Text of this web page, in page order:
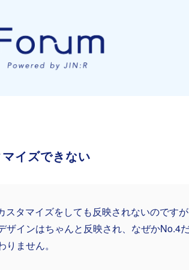
イズできない
スタマイズをしても反映されないのです
ザインはちゃんと反映され、なぜかNo.4
ません。